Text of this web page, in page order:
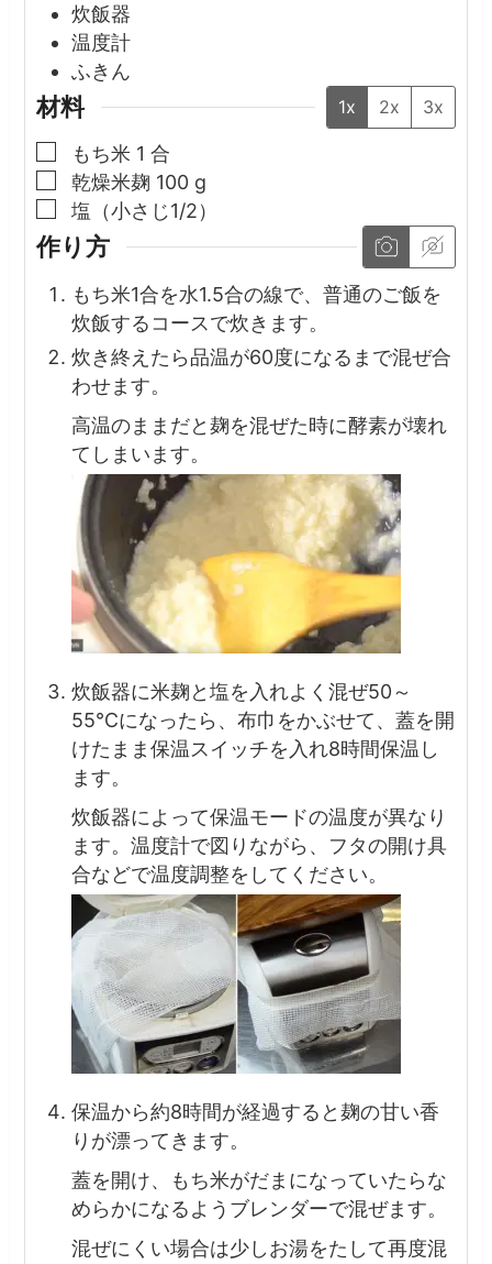
炊飯器
温度計
ふきん
材料 1x 2x 3x
▢
もち米 1 合
▢
乾燥米麹 100 g
▢
塩（小さじ1/2）
作り方
もち米1合を水1.5合の線で、普通のご飯を
炊飯するコースで炊きます。
炊き終えたら品温が60度になるまで混ぜ合
わせます。
高温のままだと麹を混ぜた時に酵素が壊れ
てしまいます。
炊飯器に米麹と塩を入れよく混ぜ50～
55℃になったら、布巾をかぶせて、蓋を開
けたまま保温スイッチを入れ8時間保温し
ます。
炊飯器によって保温モードの温度が異なり
ます。温度計で図りながら、フタの開け具
合などで温度調整をしてください。
保温から約8時間が経過すると麹の甘い香
りが漂ってきます。
蓋を開け、もち米がだまになっていたらな
めらかになるようブレンダーで混ぜます。
混ぜにくい場合は少しお湯をたして再度混